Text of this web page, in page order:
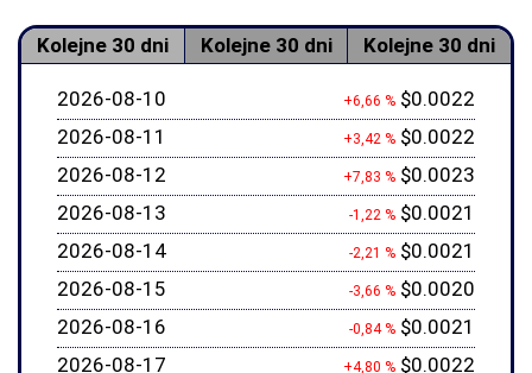
Kolejne 30 dni Kolejne 30 dni Kolejne 30 dni
2026-08-10 +6,66 % $0.0022
2026-08-11
+3,42 % $0.0022
2026-08-12
+7,83 % $0.0023
2026-08-13
-1,22 % $0.0021
2026-08-14
-2,21 % $0.0021
2026-08-15
-3,66 % $0.0020
2026-08-16
-0,84 % $0.0021
2026-08-17
+4,80 % $0.0022